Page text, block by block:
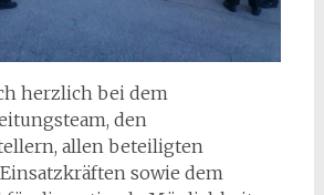
herzlich bei dem
den
allen beteiligten
sowie dem